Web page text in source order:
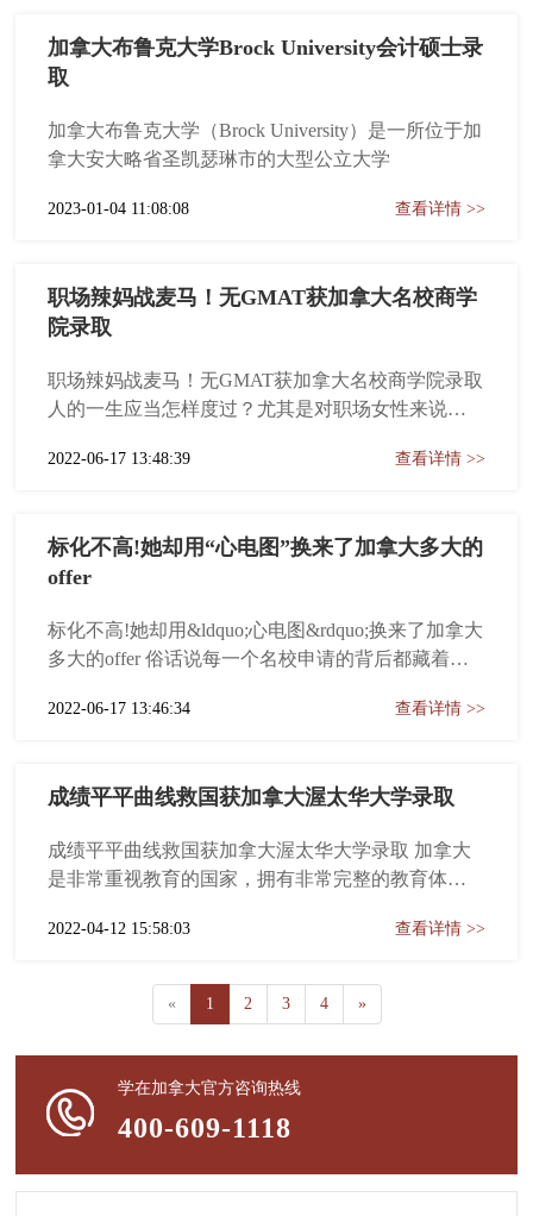
加拿大布鲁克大学Brock University会计硕士录
取
加拿大布鲁克大学（Brock University）是一所位于加
拿大安大略省圣凯瑟琳市的大型公立大学
2023-01-04 11:08:08 查看详情 >>
职场辣妈战麦马！无GMAT获加拿大名校商学
院录取
职场辣妈战麦马！无GMAT获加拿大名校商学院录取
人的一生应当怎样度过？尤其是对职场女性来说随
在家里相夫教子？亦或是世界那么大何不出去看
会，只要下定决心永远都不晚...
2022-06-17 13:48:39 查看详情 >>
标化不高!她却用“心电图”换来了加拿大多大的
offer
标化不高!她却用&ldquo;心电图&rdquo;换来了加拿大
多大的offer 俗话说每一个名校申请的背后都藏着一
的心灵创伤的时候，你需要的是一剂速效救心丸！
2022-06-17 13:46:34 查看详情 >>
成绩平平曲线救国获加拿大渥太华大学录取
成绩平平曲线救国获加拿大渥太华大学录取 加拿大
是非常重视教育的国家，拥有非常完整的教育体
业后所得的文凭含金量非常高，受到全世界的认
机会被加拿大名校录取？ L同学：澳大利亚某高中
高考成绩排名：84.05 ...
2022-04-12 15:58:03 查看详情 >>
« 1 2 3 4 »
学在加拿大官方咨询热线
400-609-1118